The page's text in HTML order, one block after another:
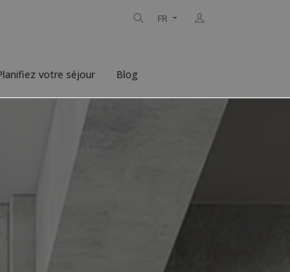
FR
votre séjour Blog